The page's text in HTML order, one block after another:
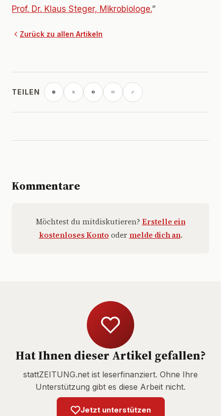
Prof. Dr. Klaus Steger, Mikrobiologe.”
Zurück zu allen Artikeln
TEILEN
Kommentare
Möchtest du mitdiskutieren? Erstelle ein
kostenloses Konto oder melde dich an.
Hat Ihnen dieser Artikel gefallen?
stattZEITUNG.net ist leserfinanziert. Ohne Ihre
Unterstützung gibt es diese Arbeit nicht.
Jetzt unterstützen